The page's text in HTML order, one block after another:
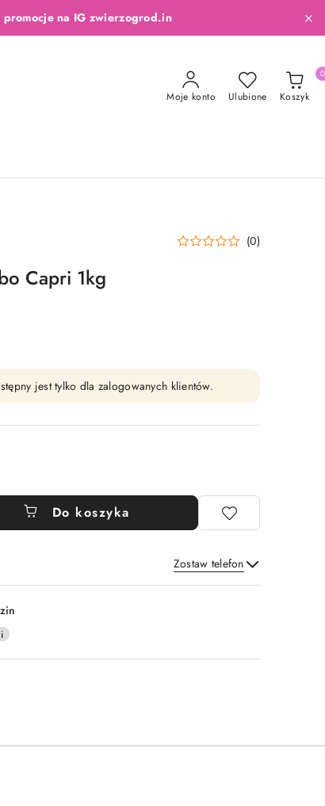
promocje na IG zwierzogrod.in
Moje konto Ulubione Koszyk
0
(0)
Capri 1kg
jest tylko dla zalogowanych klientów.
Do koszyka
Zostaw telefon
Wyślij